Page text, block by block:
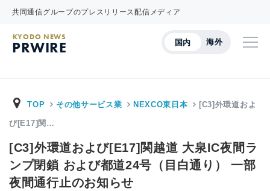
共同通信グループのプレスリリース配信メディア
国内 海外
KYODO NEWS
PRWIRE
TOP その他サービス業 NEXCO東日本 [C3]外環道およ
び[E17]関…
[C3]外環道および[E17]関越道 大泉IC夜間ラ
ンプ閉鎖 および都道24号（目白通り） 一部
夜間通行止のお知らせ